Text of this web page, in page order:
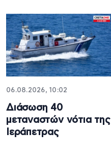
06.08.2026, 10:02
Διάσωση 40
μεταναστών νότια της
Ιεράπετρας